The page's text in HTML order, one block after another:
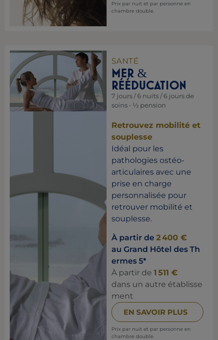
Prix par nuit et par personne en
chambre double.
SANTÉ
MER &
RÉÉDUCATION
7 jours / 6 nuits / 6 jours de
soins • ½ pension
Retrouvez mobilité et
souplesse
Idéal pour les
pathologies ostéo-
articulaires avec une
prise en charge
personnalisée pour
retrouver mobilité et
souplesse.
À partir de 2 400 €
au Grand Hôtel des Th
ermes 5*
À partir de 1 511 €
dans un autre établisse
ment
EN SAVOIR PLUS
Prix par nuit et par personne en
chambre double.